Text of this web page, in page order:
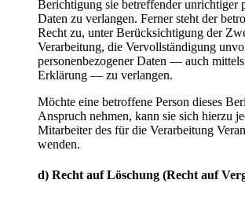
Berichtigung sie betreffender unrichtiger
Daten zu verlangen. Ferner steht der
Recht zu, unter Berücksichtigung der
Verarbeitung, die Vervollständigung
personenbezogener Daten — auch
Erklärung — zu verlangen.
Möchte eine betroffene Person dieses
Anspruch nehmen, kann sie sich hierzu
Mitarbeiter des für die Verarbeitung
wenden.
d) Recht auf Löschung (Recht auf